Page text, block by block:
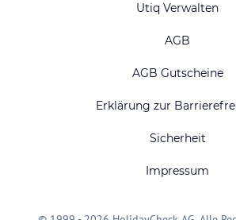
Utiq Verwalten
AGB
AGB Gutscheine
Erklärung zur
Sicherheit
Impressum